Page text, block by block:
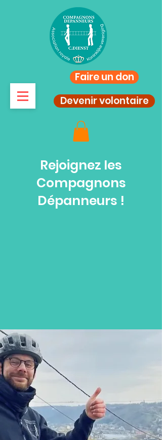
Faire un don
Devenir volontaire
Rejoignez les
Compagnons
Dépanneurs !